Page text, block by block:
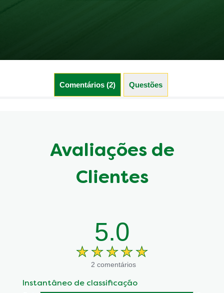
Comentários (2) Questões (0)
Avaliações de
Clientes
5.0
2 comentários
Instantâneo de classificação